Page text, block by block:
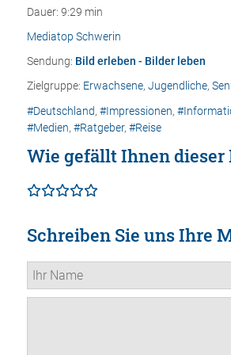
Dauer: 9:29 min
Mediatop Schwerin
Sendung: Bild erleben - Bilder leben
Zielgruppe: Erwachsene, Jugendliche,
#Deutschland, #Impressionen,
#Medien, #Ratgeber, #Reise
Wie gefällt Ihnen dieser
Schreiben Sie uns Ihre